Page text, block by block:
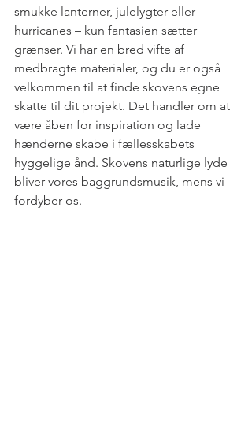
smukke lanterner, julelygter eller
hurricanes – kun fantasien sætter
grænser. Vi har en bred vifte af
medbragte materialer, og du er også
velkommen til at finde skovens egne
skatte til dit projekt. Det handler om at
være åben for inspiration og lade
hænderne skabe i fællesskabets
hyggelige ånd. Skovens naturlige lyde
bliver vores baggrundsmusik, mens vi
fordyber os.